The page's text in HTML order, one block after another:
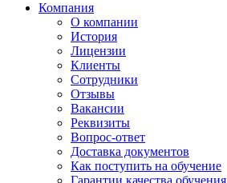
Компания
О компании
История
Лицензии
Клиенты
Сотрудники
Отзывы
Вакансии
Реквизиты
Вопрос-ответ
Доставка документов
Как поступить на обучение
Гарантии качества обучения